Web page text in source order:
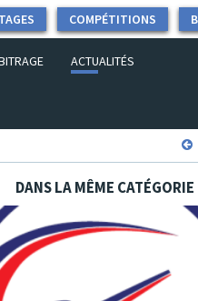
COMPÉTITIONS
ACTUALITÉS
DANS LA MÊME CATÉGORIE